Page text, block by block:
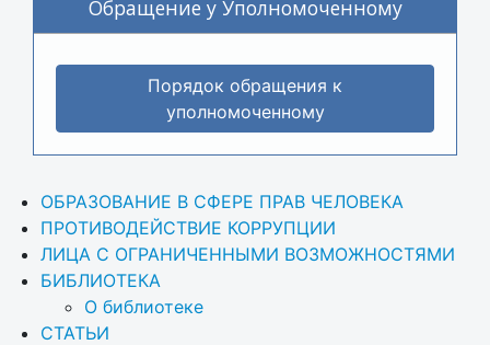
Обращение у Уполномоченному
Порядок обращения к
уполномоченному
ОБРАЗОВАНИЕ В СФЕРЕ ПРАВ ЧЕЛОВЕКА
ПРОТИВОДЕЙСТВИЕ КОРРУПЦИИ
ЛИЦА С ОГРАНИЧЕННЫМИ ВОЗМОЖНОСТЯМИ
БИБЛИОТЕКА
О библиотеке
СТАТЬИ